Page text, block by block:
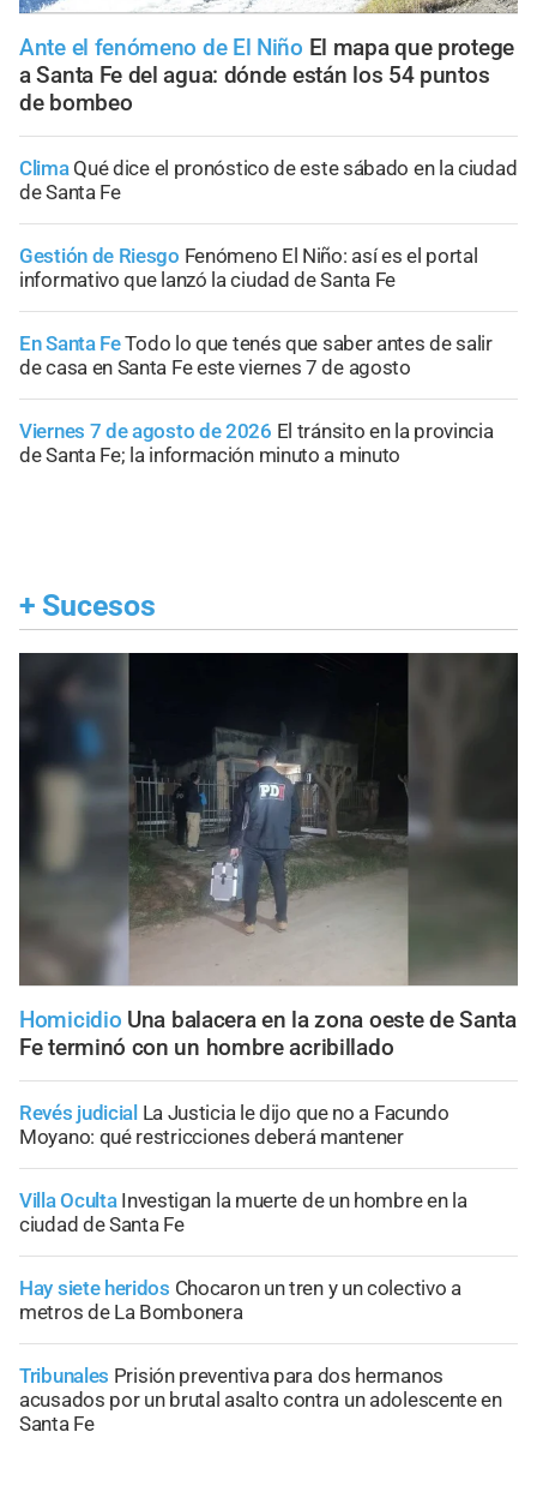
Ante el fenómeno de El Niño El mapa que protege
a Santa Fe del agua: dónde están los 54 puntos
de bombeo
Clima Qué dice el pronóstico de este sábado en la ciudad
de Santa Fe
Gestión de Riesgo Fenómeno El Niño: así es el portal
informativo que lanzó la ciudad de Santa Fe
En Santa FeTodo lo que tenés que saber antes de salir
de casa en Santa Fe este viernes 7 de agosto
Viernes 7 de agosto de 2026 El tránsito en la provincia
de Santa Fe; la información minuto a minuto
+ Sucesos
Homicidio Una balacera en la zona oeste de Santa
Fe terminó con un hombre acribillado
Revés judicial La Justicia le dijo que no a Facundo
Moyano: qué restricciones deberá mantener
Villa Oculta Investigan la muerte de un hombre en la
ciudad de Santa Fe
Hay siete heridos Chocaron un tren y un colectivo a
metros de La Bombonera
Tribunales Prisión preventiva para dos hermanos
acusados por un brutal asalto contra un adolescente en
Santa Fe